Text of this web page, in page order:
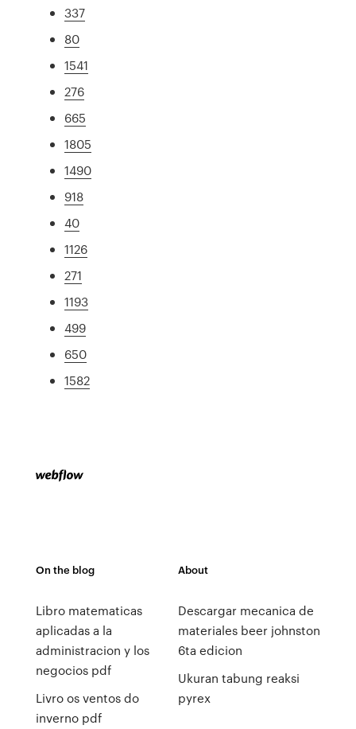
337
80
1541
276
665
1805
1490
918
40
1126
271
1193
499
650
1582
On the blog
Libro matematicas
aplicadas a la
administracion y los
negocios pdf
Livro os ventos do
inverno pdf
About
Descargar mecanica de
materiales beer johnston
6ta edicion
Ukuran tabung reaksi
pyrex